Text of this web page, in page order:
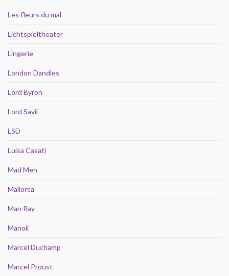
Les fleurs du mal
Lichtspieltheater
Lingerie
London Dandies
Lord Byron
Lord Savil
LSD
Luisa Casati
Mad Men
Mallorca
Man Ray
Manoli
Marcel Duchamp
Marcel Proust